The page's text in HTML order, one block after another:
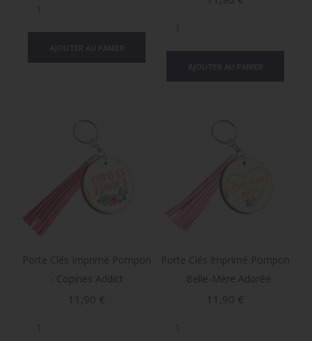
Porte Clés Imprimé Pompon
- Copines Addict
Prix
11,90 €
Porte Clés Imprimé Pompon
- Belle-Mère Adorée
Prix
11,90 €